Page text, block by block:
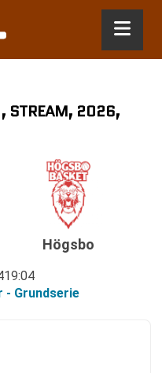
STREAM, 2026,
19:04
- Grundserie
Högsbo